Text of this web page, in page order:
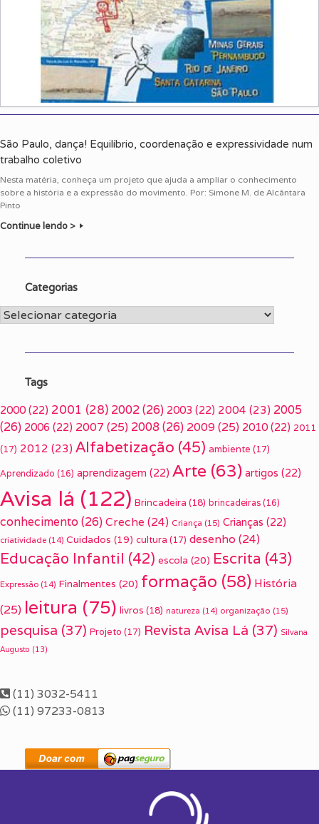
São Paulo, dança! Equilíbrio, coordenação e expressividade num
trabalho coletivo
Nesta matéria, conheça um projeto que ajuda a ampliar o conhecimento
sobre a história e a expressão do movimento. Por: Simone M. de Alcântara
Pinto
Continue lendo >
Categorias
Categorias
Tags
2000 (22) 2001 (28) 2002(26) 2003 (22) 2004 (23) 2005
(26) 2006 (22) 2007 (25) 2008(26) 2009(25) 2010 (22) 2011
(17) 2012 (23) Alfabetização (45) ambiente (17)
Aprendizado (16) aprendizagem (22) Arte (63) artigos (22)
Avisa lá (122) Brincadeira (18) brincadeiras (16)
conhecimento(26) Creche (24) Criança (15) Crianças (22)
criatividade (14) Cuidados (19) cultura (17) desenho (24)
Educação Infantil (42) escola (20) Escrita (43)
Expressão (14) Finalmentes (20) formação (58) História
(25) leitura (75) livros (18) natureza (14) organização (15)
pesquisa (37) Projeto (17) Revista Avisa Lá (37) Silvana
Augusto (13)
(11) 3032-5411
(11) 97233-0813